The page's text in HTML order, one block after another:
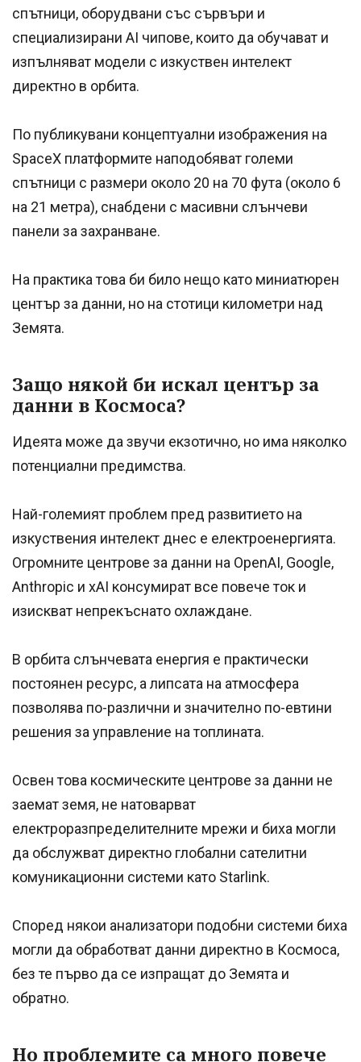
спътници, оборудвани със сървъри и
специализирани AI чипове, които да обучават и
изпълняват модели с изкуствен интелект
директно в орбита.
По публикувани концептуални изображения на
SpaceX платформите наподобяват големи
спътници с размери около 20 на 70 фута (около 6
на 21 метра), снабдени с масивни слънчеви
панели за захранване.
На практика това би било нещо като миниатюрен
център за данни, но на стотици километри над
Земята.
Защо някой би искал център за
данни в Космоса?
Идеята може да звучи екзотично, но има няколко
потенциални предимства.
Най-големият проблем пред развитието на
изкуствения интелект днес е електроенергията.
Огромните центрове за данни на OpenAI, Google,
Anthropic и xAI консумират все повече ток и
изискват непрекъснато охлаждане.
В орбита слънчевата енергия е практически
постоянен ресурс, а липсата на атмосфера
позволява по-различни и значително по-евтини
решения за управление на топлината.
Освен това космическите центрове за данни не
заемат земя, не натоварват
електроразпределителните мрежи и биха могли
да обслужват директно глобални сателитни
комуникационни системи като Starlink.
Според някои анализатори подобни системи биха
могли да обработват данни директно в Космоса,
без те първо да се изпращат до Земята и
обратно.
Но проблемите са много повече